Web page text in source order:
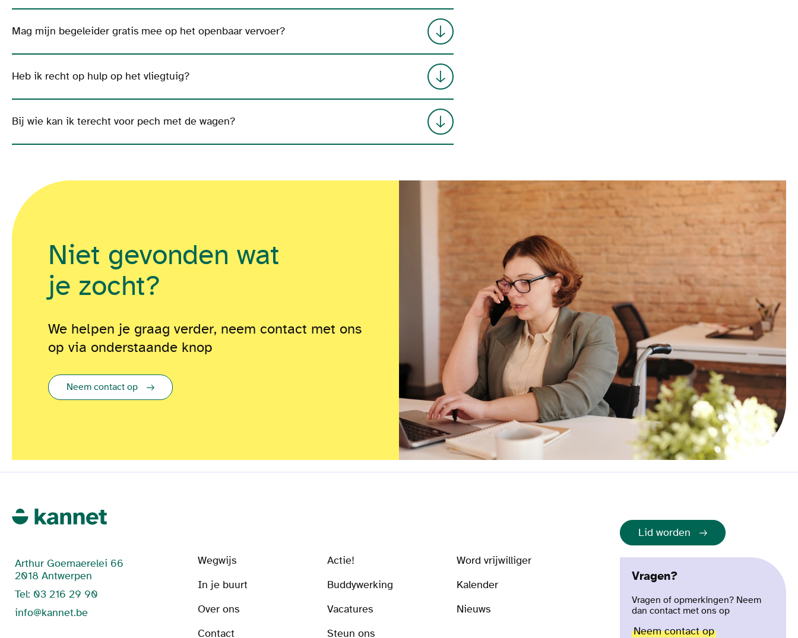
Mag mijn begeleider gratis mee op het openbaar vervoer?
Heb ik recht op hulp op het vliegtuig?
Bij wie kan ik terecht voor pech met de wagen?
Niet gevonden wat
je zocht?
We helpen je graag verder, neem contact met ons
op via onderstaande knop
Neem contact op
Arthur Goemaerelei 66
2018 Antwerpen
Tel: 03 216 29 90
info@kannet.be
Wegwijs Actie!
Word vrijwilliger
In je buurt
Buddywerking
Kalender
Over ons
Vacatures
Nieuws
Contact
Steun ons
Lid worden
Vragen?
Vragen of opmerkingen? Neem
dan contact met ons op
Neem contact op